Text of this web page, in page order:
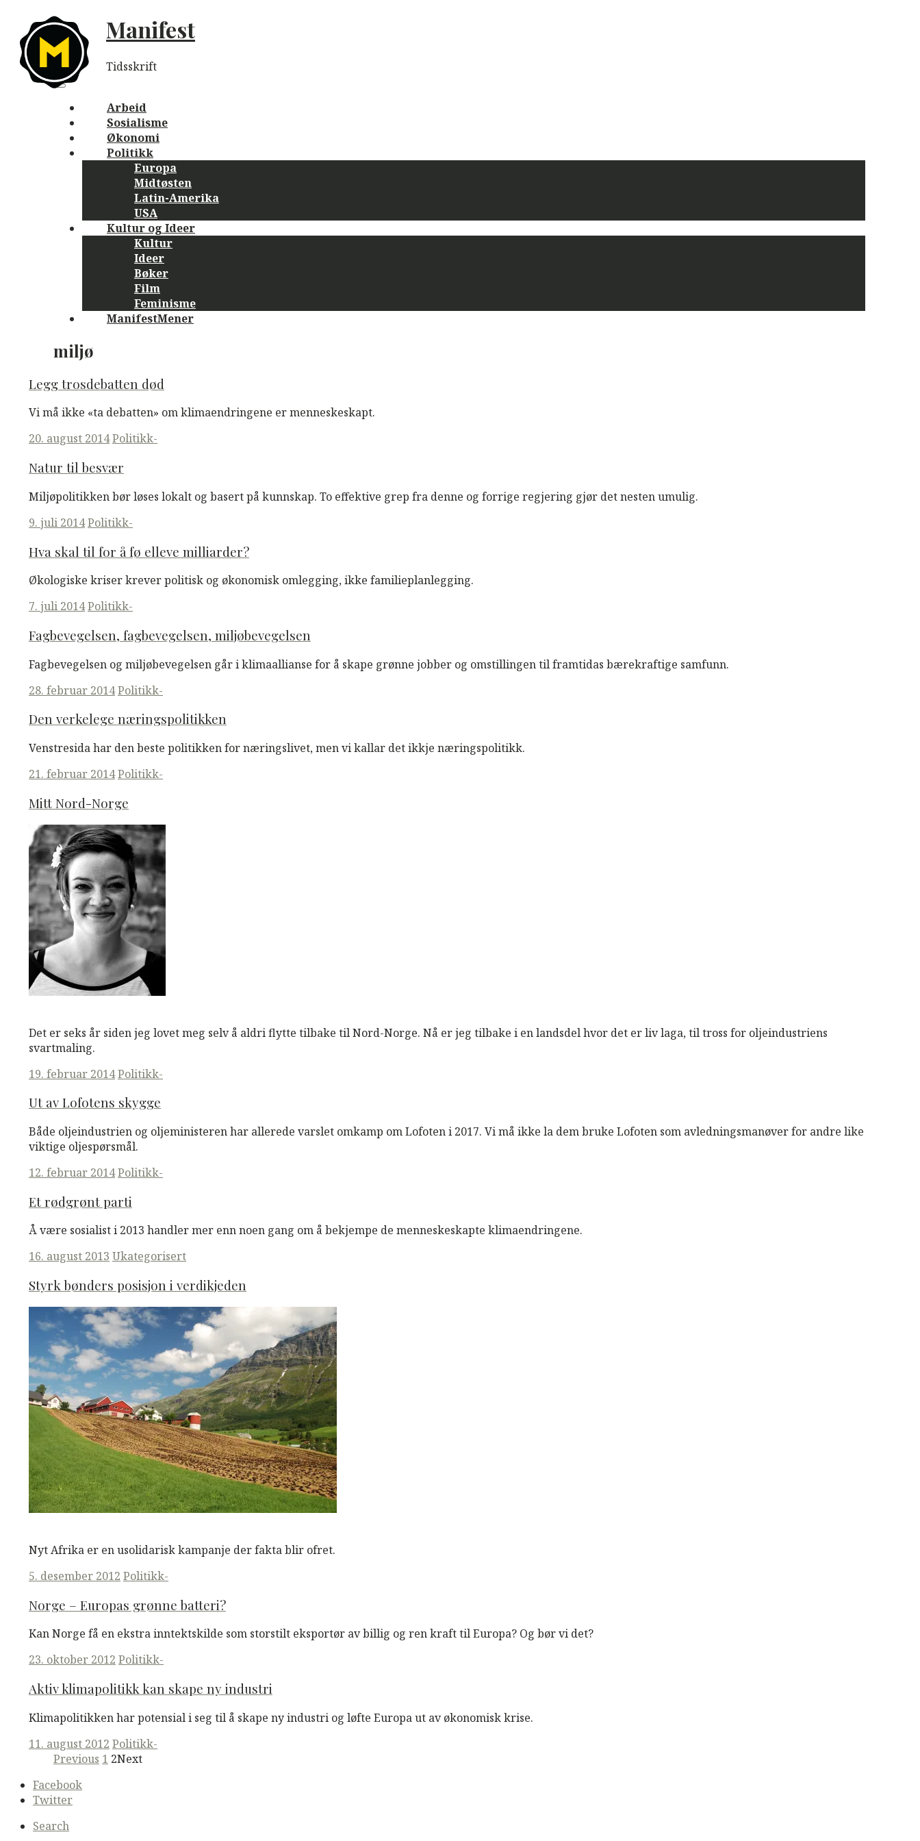
content
Manifest
Tidsskrift
Main
navigation
Menu
Arbeid
Sosialisme
Økonomi
Politikk
Europa
Midtøsten
Latin-Amerika
USA
Kultur og Ideer
Kultur
Ideer
Bøker
Film
Feminisme
ManifestMener
miljø
Legg trosdebatten død
Vi må ikke «ta debatten» om klimaendringene er menneskeskapt.
Posted
20. august 2014Politikk-
Natur til besvær
Miljøpolitikken bør løses lokalt og basert på kunnskap. To effektive grep fra denne og forrige regjering gjør det nesten umulig.
Posted
9. juli 2014Politikk-
Hva skal til for å fø elleve milliarder?
Økologiske kriser krever politisk og økonomisk omlegging, ikke familieplanlegging.
Posted
7. juli 2014Politikk-
Fagbevegelsen, fagbevegelsen, miljøbevegelsen
Fagbevegelsen og miljøbevegelsen går i klimaallianse for å skape grønne jobber og omstillingen til framtidas bærekraftige samfunn.
Posted
28. februar 2014Politikk-
Den verkelege næringspolitikken
Venstresida har den beste politikken for næringslivet, men vi kallar det ikkje næringspolitikk.
Posted
21. februar 2014Politikk-
Mitt Nord-Norge
Det er seks år siden jeg lovet meg selv å aldri flytte tilbake til Nord-Norge. Nå er jeg tilbake i en landsdel hvor det er liv laga, til tross for oljeindustriens
svartmaling.
Posted
19. februar 2014Politikk-
Ut av Lofotens skygge
Både oljeindustrien og oljeministeren har allerede varslet omkamp om Lofoten i 2017. Vi må ikke la dem bruke Lofoten som avledningsmanøver for andre like
viktige oljespørsmål.
Posted
12. februar 2014Politikk-
Et rødgrønt parti
Å være sosialist i 2013 handler mer enn noen gang om å bekjempe de menneskeskapte klimaendringene.
Posted
16. august 2013 Ukategorisert
Styrk bønders posisjon i verdikjeden
Nyt Afrika er en usolidarisk kampanje der fakta blir ofret.
Posted
5. desember 2012 Politikk-
Norge – Europas grønne batteri?
Kan Norge få en ekstra inntektskilde som storstilt eksportør av billig og ren kraft til Europa? Og bør vi det?
Posted
23. oktober 2012 Politikk-
Aktiv klimapolitikk kan skape ny industri
Klimapolitikken har potensial i seg til å skape ny industri og løfte Europa ut av økonomisk krise.
Posted
11. august 2012 Politikk-
Posts
navigation
Previous 1 2Next
Secondary
navigation
Facebook
Twitter
Search